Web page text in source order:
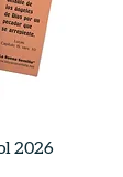
2026